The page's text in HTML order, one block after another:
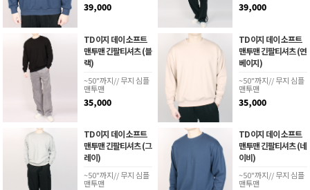
39,000 39,000
TD 이지 데이 소프트
맨투맨 긴팔티셔츠 (블
랙)
~50"까지// 무지 심플
맨투맨
35,000
TD 이지 데이 소프트
맨투맨 긴팔티셔츠 (연
베이지)
~50"까지// 무지 심플
맨투맨
35,000
TD 이지 데이 소프트
맨투맨 긴팔티셔츠 (그
레이)
~50"까지// 무지 심플
맨투맨
TD 이지 데이 소프트
맨투맨 긴팔티셔츠 (네
이비)
~50"까지// 무지 심플
맨투맨